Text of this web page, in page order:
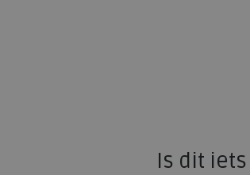
Is dit